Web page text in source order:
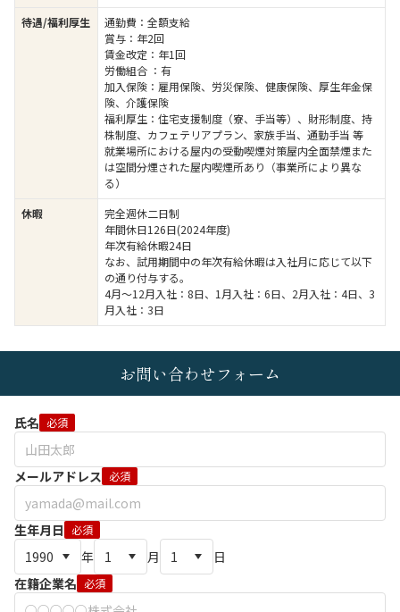
待遇/福利厚生
通勤費：全額支給
賞与：年2回
賃金改定：年1回
労働組合 ：有
加入保険：雇用保険、労災保険、健康保険、厚生年金保
険、介護保険
福利厚生：住宅支援制度（寮、手当等）、財形制度、持
株制度、カフェテリアプラン、家族手当、通勤手当 等
就業場所における屋内の受動喫煙対策屋内全面禁煙また
は空間分煙された屋内喫煙所あり（事業所により異な
る）
休暇
完全週休二日制
年間休日126日(2024年度)
年次有給休暇24日
なお、試用期間中の年次有給休暇は入社月に応じて以下
の通り付与する。
4月～12月入社：8日、1月入社：6日、2月入社：4日、3
月入社：3日
お問い合わせフォーム
氏名 必須
メールアドレス 必須
生年月日 必須
年 月
日
在籍企業名 必須